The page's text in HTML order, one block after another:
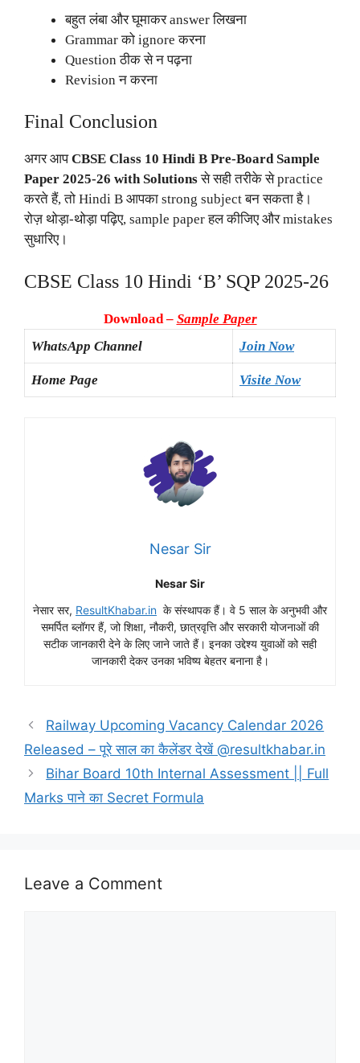
बहुत लंबा और घूमाकर answer लिखना
Grammar को ignore करना
Question ठीक से न पढ़ना
Revision न करना
Final Conclusion
अगर आपCBSE Class 10 Hindi B Pre-Board Sample
Paper 2025-26 with Solutionsसे सही तरीके से practice
करते हैं, तो Hindi B आपका strong subject बन सकता है।
रोज़ थोड़ा-थोड़ा पढ़िए, sample paper हल कीजिए और mistakes
सुधारिए।
CBSE Class 10 Hindi ‘B’ SQP 2025-26
Download – Sample Paper
WhatsApp Channel
Join Now
Home Page Visite Now
Nesar Sir
Nesar Sir
नेसार सर, ResultKhabar.in के संस्थापक हैं। वे 5 साल के अनुभवी और
समर्पित ब्लॉगर हैं, जो शिक्षा, नौकरी, छात्रवृत्ति और सरकारी योजनाओं की
सटीक जानकारी देने के लिए जाने जाते हैं। इनका उद्देश्य युवाओं को सही
जानकारी देकर उनका भविष्य बेहतर बनाना है।
Railway Upcoming Vacancy Calendar 2026
Released – पूरे साल का कैलेंडर देखें @resultkhabar.in
Bihar Board 10th Internal Assessment || Full
Marks पाने का Secret Formula
Leave a Comment